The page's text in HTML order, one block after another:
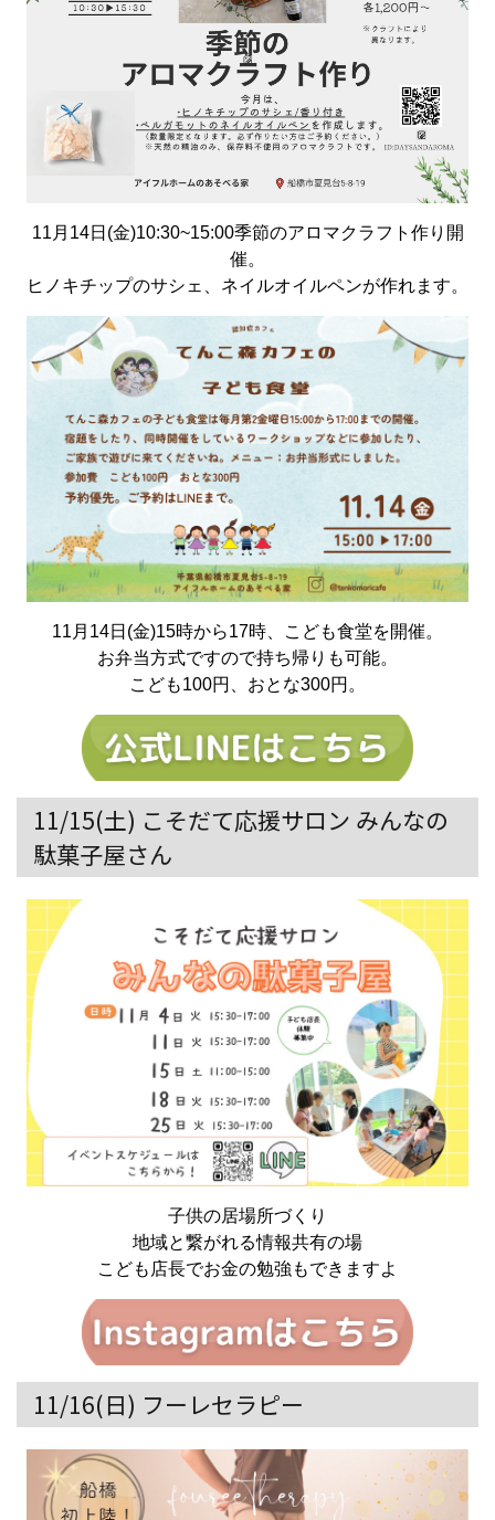
11月14日(金)10:30~15:00季節のアロマクラフト作り開
催。
ヒノキチップのサシェ、ネイルオイルペンが作れます。
11月14日(金)15時から17時、こども食堂を開催。
お弁当方式ですので持ち帰りも可能。
こども100円、おとな300円。
11/15(土) こそだて応援サロン みんなの
駄菓子屋さん
子供の居場所づくり
地域と繋がれる情報共有の場
こども店長でお金の勉強もできますよ
11/16(日) フーレセラピー